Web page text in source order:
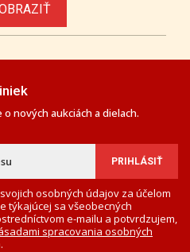
nových aukciách a dielach.
osobných údajov za účelom
týkajúcej sa všeobecných
e-mailu a potvrdzujem,
spracovania osobných